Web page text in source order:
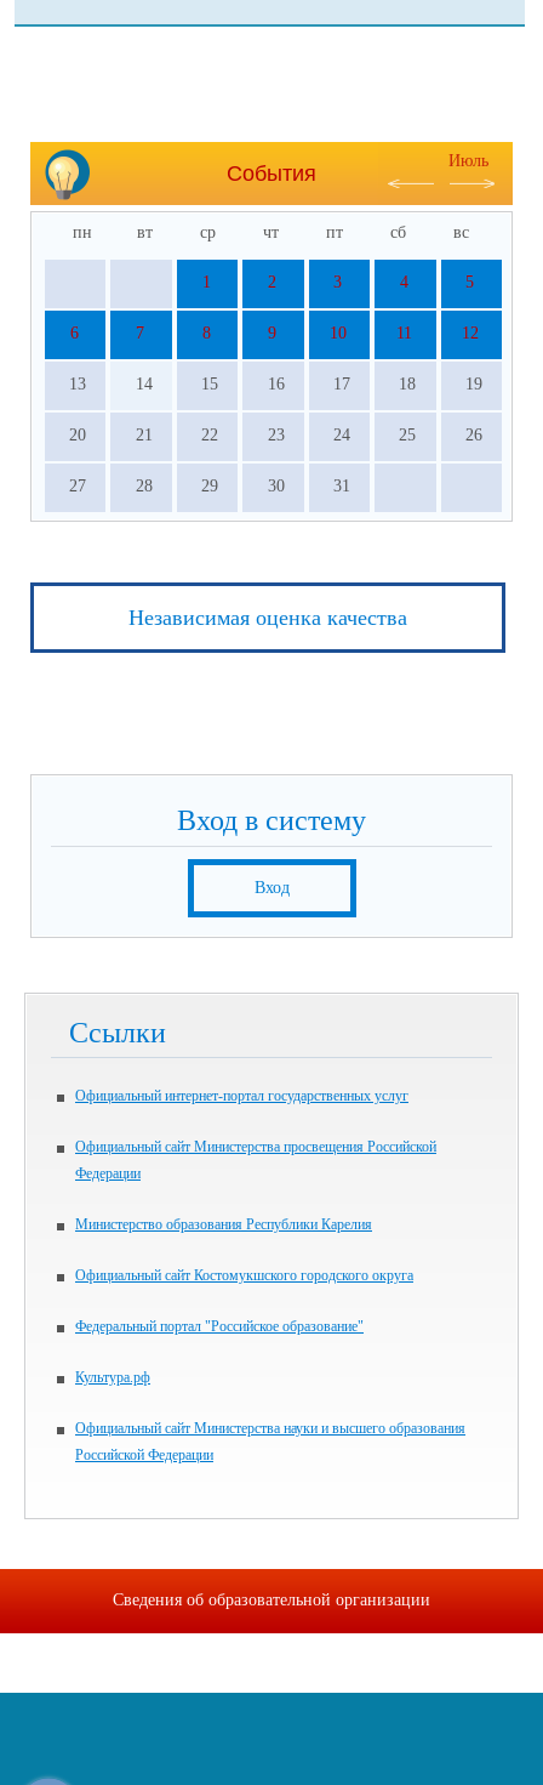
События
Июль
пн вт ср чт пт сб вс
1 2 3 4 5
6 7 8 9 10 11 12
13 14 15 16 17 18 19
20 21 22 23 24 25 26
27 28 29 30 31
Независимая оценка качества
Вход в систему
Вход
Ссылки
Официальный интернет-портал государственных услуг
Официальный сайт Министерства просвещения Российской
Федерации
Министерство образования Республики Карелия
Официальный сайт Костомукшского городского округа
Федеральный портал "Российское образование"
Культура.рф
Официальный сайт Министерства науки и высшего образования
Российской Федерации
Сведения об образовательной организации